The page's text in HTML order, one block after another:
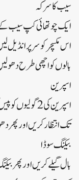
سیب کا سرکہ
ایک چوتھائی کپ سیب کے
بالوں کو اچھی طرح
اسپرین
تک انتظار کریں اور پھر
بیکنگ سوڈا
بال گیلے کریں اور پھر